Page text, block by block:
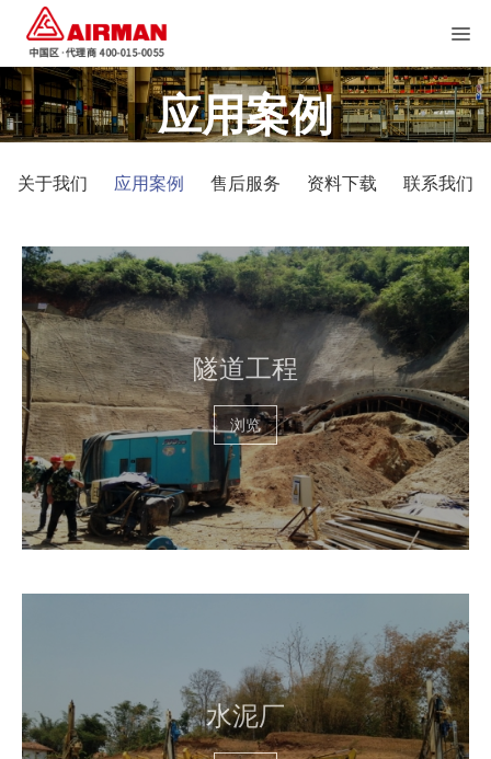
应用案例
关于我们 应用案例 售后服务 资料下载 联系我们
隧道工程
浏览
水泥厂